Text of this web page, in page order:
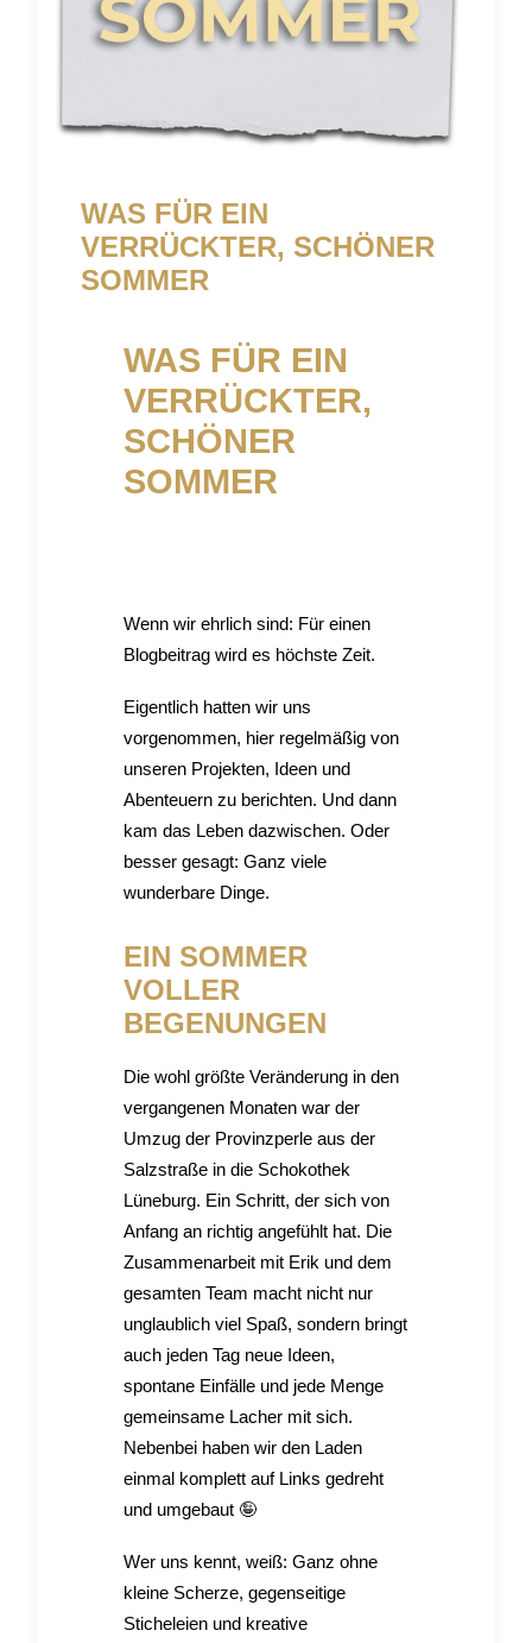
WAS FÜR EIN
VERRÜCKTER, SCHÖNER
SOMMER
WAS FÜR EIN
VERRÜCKTER,
SCHÖNER
SOMMER
Wenn wir ehrlich sind: Für einen
Blogbeitrag wird es höchste Zeit.
Eigentlich hatten wir uns
vorgenommen, hier regelmäßig von
unseren Projekten, Ideen und
Abenteuern zu berichten. Und dann
kam das Leben dazwischen. Oder
besser gesagt: Ganz viele
wunderbare Dinge.
EIN SOMMER
VOLLER
BEGENUNGEN
Die wohl größte Veränderung in den
vergangenen Monaten war der
Umzug der Provinzperle aus der
Salzstraße in die Schokothek
Lüneburg. Ein Schritt, der sich von
Anfang an richtig angefühlt hat. Die
Zusammenarbeit mit Erik und dem
gesamten Team macht nicht nur
unglaublich viel Spaß, sondern bringt
auch jeden Tag neue Ideen,
spontane Einfälle und jede Menge
gemeinsame Lacher mit sich.
Nebenbei haben wir den Laden
einmal komplett auf Links gedreht
und umgebaut 🤪
Wer uns kennt, weiß: Ganz ohne
kleine Scherze, gegenseitige
Sticheleien und kreative